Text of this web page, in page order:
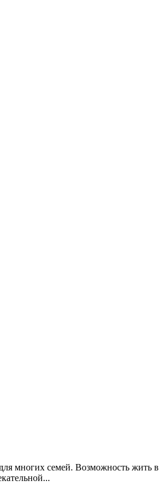
многих семей. Возможность жить